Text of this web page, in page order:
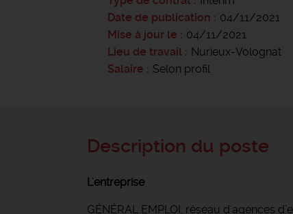
Date de publication
04/11/2021
Mise à jour le
04/11/2021
Lieu de travail
Nurieux-Volognat
Salaire
Selon profil
Description du poste
L'entreprise
GÉNÉRAL EMPLOI, réseau d'agences